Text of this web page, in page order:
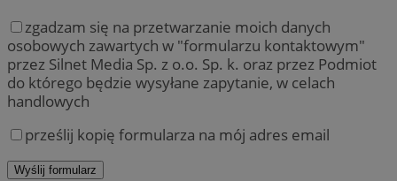
zgadzam się na przetwarzanie moich danych
osobowych zawartych w "formularzu kontaktowym"
przez Silnet Media Sp. z o.o. Sp. k. oraz przez Podmiot
do którego będzie wysyłane zapytanie, w celach
handlowych
prześlij kopię formularza na mój adres email